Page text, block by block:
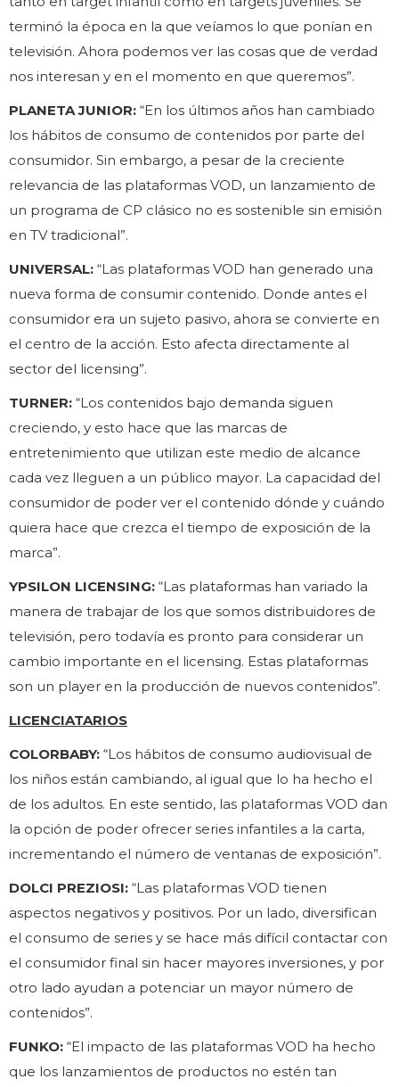
terminó la época en la que veíamos lo que ponían en
televisión. Ahora podemos ver las cosas que de verdad
nos interesan y en el momento en que queremos”.
PLANETA JUNIOR: “En los últimos años han cambiado
los hábitos de consumo de contenidos por parte del
consumidor. Sin embargo, a pesar de la creciente
relevancia de las plataformas VOD, un lanzamiento de
un programa de CP clásico no es sostenible sin emisión
en TV tradicional”.
UNIVERSAL: “Las plataformas VOD han generado una
nueva forma de consumir contenido. Donde antes el
consumidor era un sujeto pasivo, ahora se convierte en
el centro de la acción. Esto afecta directamente al
sector del licensing”.
TURNER: “Los contenidos bajo demanda siguen
creciendo, y esto hace que las marcas de
entretenimiento que utilizan este medio de alcance
cada vez lleguen a un público mayor. La capacidad del
consumidor de poder ver el contenido dónde y cuándo
quiera hace que crezca el tiempo de exposición de la
marca”.
YPSILON LICENSING: “Las plataformas han variado la
manera de trabajar de los que somos distribuidores de
televisión, pero todavía es pronto para considerar un
cambio importante en el licensing. Estas plataformas
son un player en la producción de nuevos contenidos”.
LICENCIATARIOS
COLORBABY: “Los hábitos de consumo audiovisual de
los niños están cambiando, al igual que lo ha hecho el
de los adultos. En este sentido, las plataformas VOD dan
la opción de poder ofrecer series infantiles a la carta,
incrementando el número de ventanas de exposición”.
DOLCI PREZIOSI: “Las plataformas VOD tienen
aspectos negativos y positivos. Por un lado, diversifican
el consumo de series y se hace más difícil contactar con
el consumidor final sin hacer mayores inversiones, y por
otro lado ayudan a potenciar un mayor número de
contenidos”.
FUNKO: “El impacto de las plataformas VOD ha hecho
que los lanzamientos de productos no estén tan